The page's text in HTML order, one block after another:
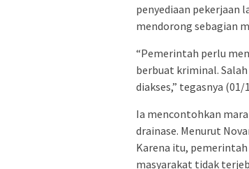
penyediaan pekerjaan
mendorong sebagian
“Pemerintah perlu
berbuat kriminal.
diakses,” tegasnya (01/
Ia mencontohkan
drainase. Menurut
Karena itu,
masyarakat tidak